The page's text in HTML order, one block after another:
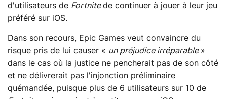
d'utilisateurs de Fortnitede continuer à jouer à leur jeu
préféré sur iOS.
Dans son recours, Epic Games veut convaincre du
risque pris de lui causer « un préjudice irréparable »
dans le cas où la justice ne pencherait pas de son côté
et ne délivrerait pas l'injonction préliminaire
quémandée, puisque plus de 6 utilisateurs sur 10 de